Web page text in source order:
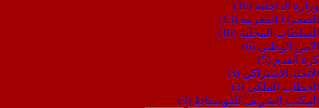
وزارة الداخلية (16)
الصحراء المغربية (13)
السلطات المحلية (10)
الامن الوطني (6)
كرة القدم (5)
الاتحاد الاشتراكي (3)
الخطاب الملكي (3)
المكتب الشريف للفوسفاط (3)